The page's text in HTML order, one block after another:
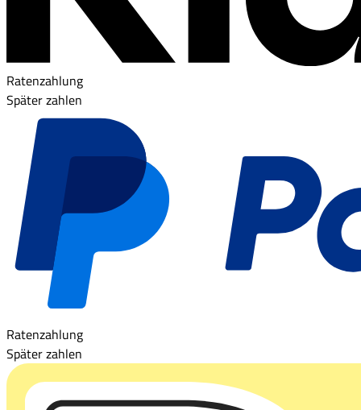
Ratenzahlung
Später zahlen
Ratenzahlung
Später zahlen